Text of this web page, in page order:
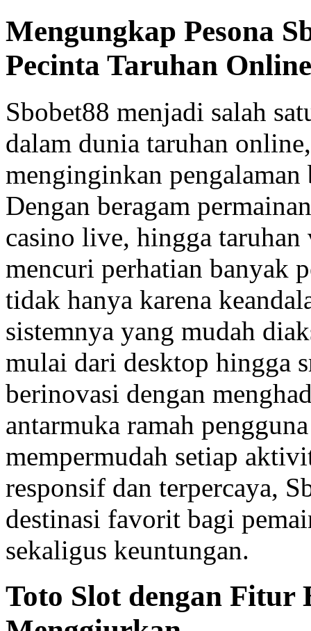
Mengungkap Pesona
Pecinta Taruhan Online
Sbobet88 menjadi salah
dalam dunia taruhan
menginginkan pengalaman
Dengan beragam
casino live, hingga
mencuri perhatian banyak
tidak hanya karena
sistemnya yang mudah
mulai dari desktop hingga
berinovasi dengan
antarmuka ramah
mempermudah setiap
responsif dan terpercaya,
destinasi favorit bagi
sekaligus keuntungan.
Toto Slot dengan Fitur